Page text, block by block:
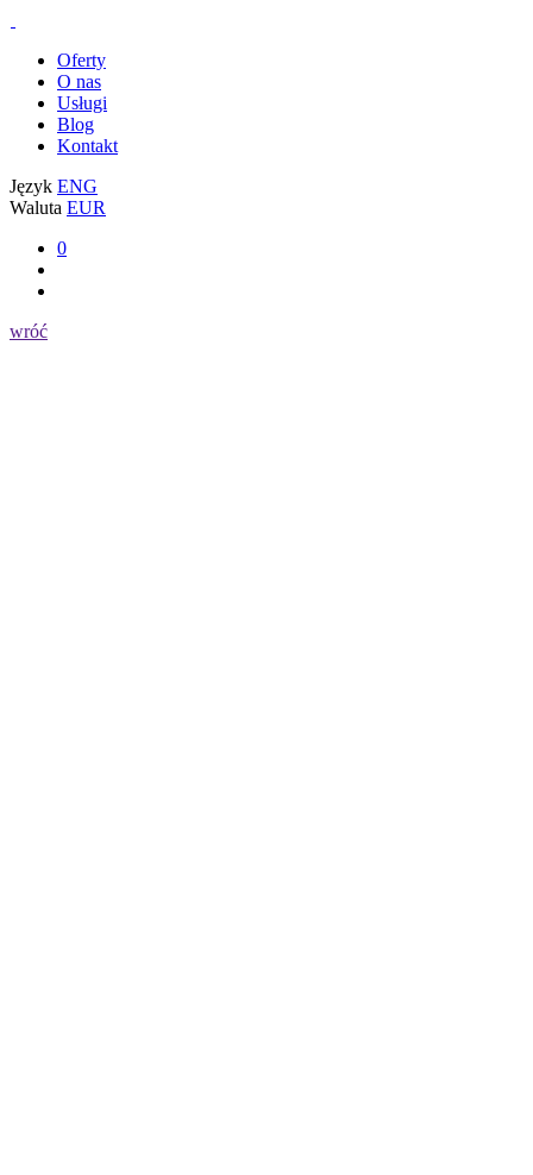
Oferty
O nas
Usługi
Blog
Kontakt
Język ENG
Waluta EUR
0
wróć